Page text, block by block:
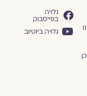
גלויה
בפייסבוק
גלויה ביוטיוב